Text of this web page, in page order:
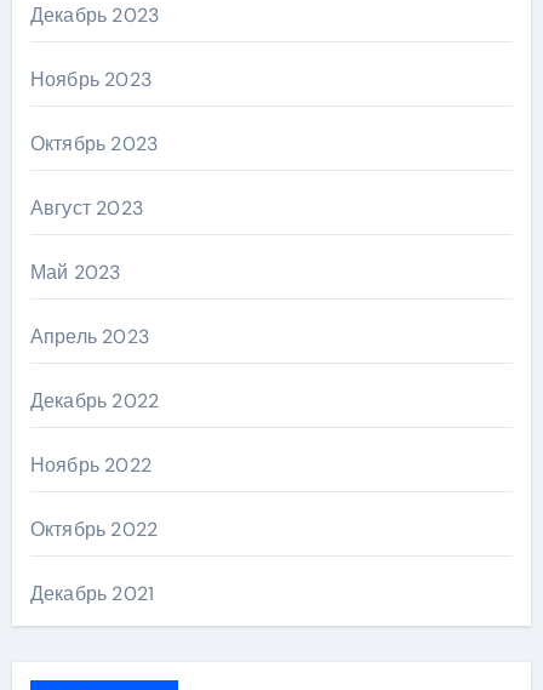
Декабрь 2023
Ноябрь 2023
Октябрь 2023
Август 2023
Май 2023
Апрель 2023
Декабрь 2022
Ноябрь 2022
Октябрь 2022
Декабрь 2021